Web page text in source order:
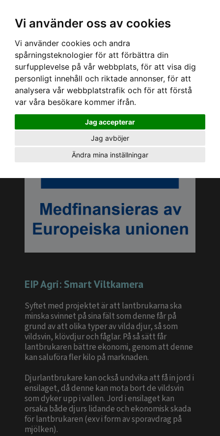
Vi använder oss av cookies
Vi använder cookies och andra
spårningsteknologier för att förbättra din
surfupplevelse på vår webbplats, för att visa dig
personligt innehåll och riktade annonser, för att
analysera vår webbplatstrafik och för att förstå
var våra besökare kommer ifrån.
Jag accepterar
Jag avböjer
Ändra mina inställningar
EIP Agri: Smart Viltkamera
Syftet med projektet är att lantbrukarna ska
minska svinnet på sina fält som denne får på
grund av att olika typer av vilda djur, så som
vildsvin, klövdjur och fåglar. På så sätt får
lantbrukaren bättre ekonomi, genom att denne
kan saluföra fler kilo på marknaden.
Djurlantbrukare kan också undvika att få in jord i
ensilaget, då denne kan mota bort de vildsvin
som dyker upp i vallen. Jord i ensilaget kan
orsaka både djurs lidande och ekonomisk skada
för lantbrukaren (exv i form av sporavdrag på
mjölken).